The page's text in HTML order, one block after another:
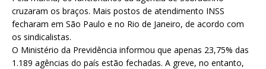
cruzaram os braços. Mais postos de atendimento INSS
fecharam em São Paulo e no Rio de Janeiro, de acordo com
os sindicalistas.
O Ministério da Previdência informou que apenas 23,75% das
1.189 agências do país estão fechadas. A greve, no entanto,